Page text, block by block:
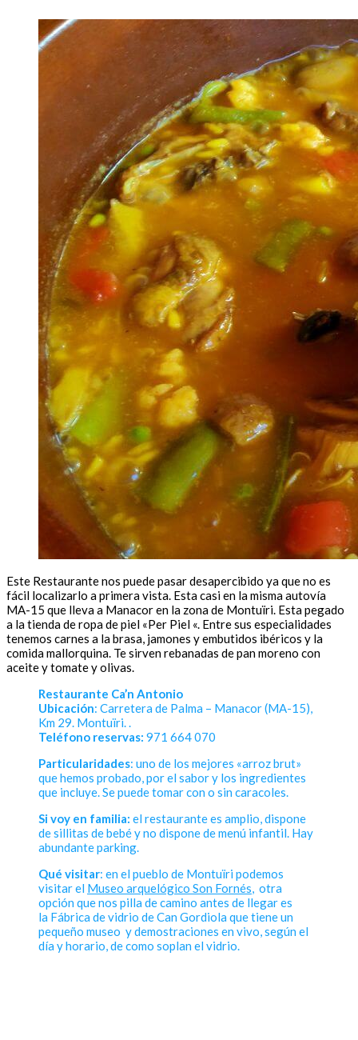
Este Restaurante nos puede pasar desapercibido ya que no es
fácil localizarlo a primera vista. Esta casi en la misma autovía
MA-15 que lleva a Manacor en la zona de Montuïri. Esta pegado
a la tienda de ropa de piel «Per Piel «. Entre sus especialidades
tenemos carnes a la brasa, jamones y embutidos ibéricos y la
comida mallorquina. Te sirven rebanadas de pan moreno con
aceite y tomate y olivas.
Restaurante Ca’n Antonio
Ubicación: Carretera de Palma – Manacor (MA-15),
Km 29. Montuïri. .
Teléfono reservas: 971 664 070
Particularidades: uno de los mejores «arroz brut»
que hemos probado, por el sabor y los ingredientes
que incluye. Se puede tomar con o sin caracoles.
Si voy en familia: el restaurante es amplio, dispone
de sillitas de bebé y no dispone de menú infantil. Hay
abundante parking.
Qué visitar: en el pueblo de Montuïri podemos
visitar el Museo arquelógico Son Fornés, otra
opción que nos pilla de camino antes de llegar es
la Fábrica de vidrio de Can Gordiola que tiene un
pequeño museo y demostraciones en vivo, según el
día y horario, de como soplan el vidrio.